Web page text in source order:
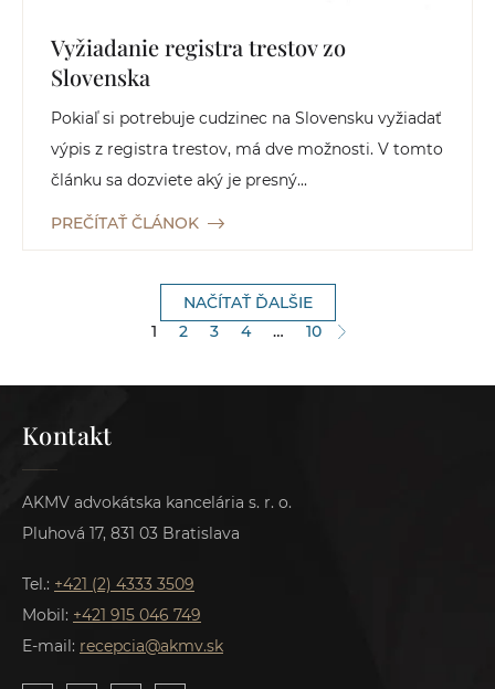
Vyžiadanie registra trestov zo
Slovenska
Pokiaľ si potrebuje cudzinec na Slovensku vyžiadať
výpis z registra trestov, má dve možnosti. V tomto
článku sa dozviete aký je presný...
PREČÍTAŤ ČLÁNOK
NAČÍTAŤ ĎALŠIE
1
2 3 4 … 10
Kontakt
AKMV advokátska kancelária s. r. o.
Pluhová 17, 831 03 Bratislava
Tel.: +421 (2) 4333 3509
Mobil: +421 915 046 749
E-mail: recepcia@akmv.sk